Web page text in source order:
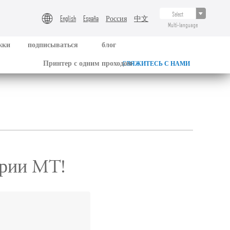
English España Россия 中文
Multi-language
СВЯЖИТЕСЬ С НАМИ
подписываться блог
Принтер с одним проходом
MT!